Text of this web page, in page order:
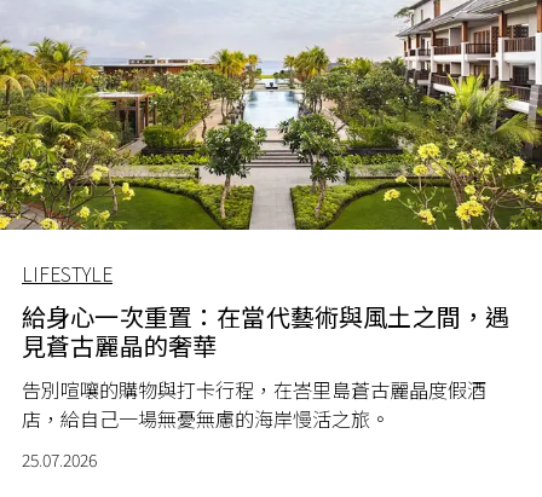
LIFESTYLE
給身心一次重置：在當代藝術與風土之間，遇
見蒼古麗晶的奢華
告別喧嚷的購物與打卡行程，在峇里島蒼古麗晶度假酒
店，給自己一場無憂無慮的海岸慢活之旅。
25.07.2026